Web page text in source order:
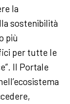
la
sostenibilità
più
per tutte le
Il Portale